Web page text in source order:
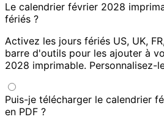
Le calendrier février 2028
fériés ?
Activez les jours fériés US, UK,
barre d'outils pour les ajouter à
2028 imprimable. Personnalisez-
Puis-je télécharger le calendrier
en PDF ?